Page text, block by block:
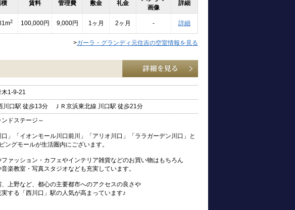
賃料 管理費 敷金 礼金
画像
詳細
2 100,000円 9,000円 1ヶ月 2ヶ月 - 詳細
>ガーラ・グランディ元住吉の空室情報を見る
木1-9-21
川口駅 徒歩13分 ＪＲ京浜東北線 川口駅 徒歩21分
ドステージ～
口」「イオンモール川口前川」「アリオ川口」「ララガーデン川口」と
ングモールが生活圏内にございます。
ァッション・カフェやインテリア雑貨などのお買い物はもちろん
楽教室・写真スタジオなども充実しています。
上野など、都心の主要都市へのアクセスの良さや
する「西川口」駅の人気が高まっています♪